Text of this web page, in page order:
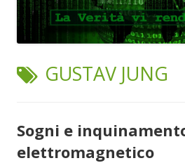
TAG:
GUSTAV JUNG
Sogni e
elettromagnetico